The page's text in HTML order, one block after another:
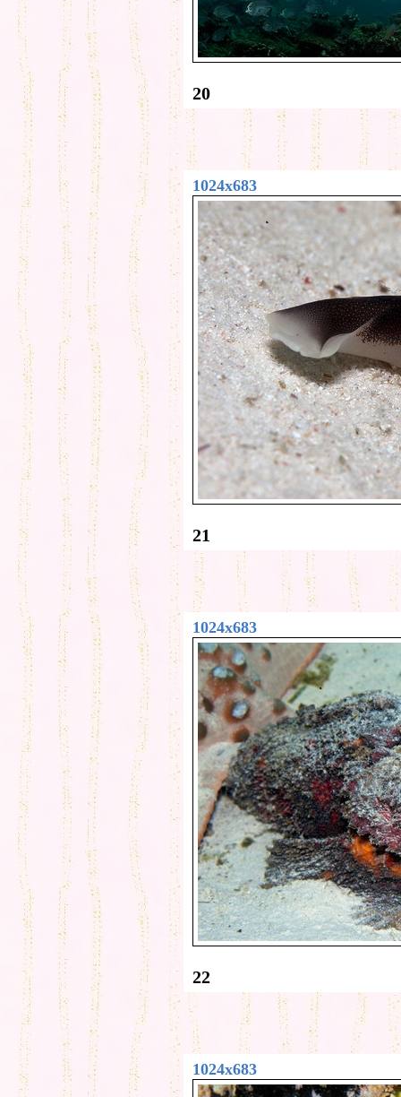
20
1024x683
21
1024x683
22
1024x683